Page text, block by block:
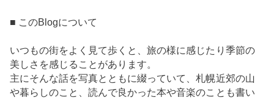
■ このBlogについて
いつもの街をよく見て歩くと、旅の様に感じたり季節の
美しさを感じることがあります。
主にそんな話を写真とともに綴っていて、札幌近郊の山
や暮らしのこと、読んで良かった本や音楽のことも書い